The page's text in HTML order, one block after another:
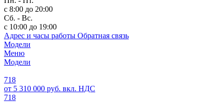
с 8:00 до 20:00
Сб. - Вс.
с 10:00 до 19:00
Адрес и часы работы Обратная связь
Модели
Меню
Модели
718
от 5 310 000 руб. вкл. НДС
718